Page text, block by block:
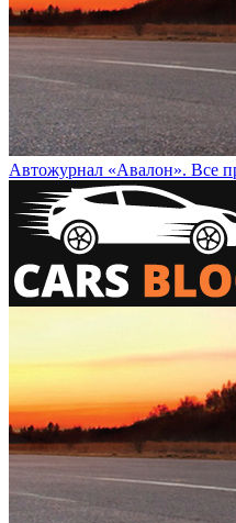
Автожурнал «Авалон». Все